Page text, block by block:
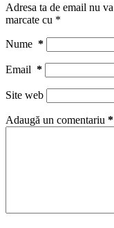
Adresa ta de email nu
marcate cu *
Nume *
Email *
Site web
Adaugă un comentariu *